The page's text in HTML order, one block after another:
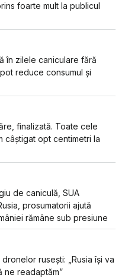
foarte mult la publicul
în zilele caniculare fără
reduce consumul și
finalizată. Toate cele
câștigat opt centimetri la
de caniculă, SUA
prosumatorii ajută
rămâne sub presiune
rusești: „Rusia își va
ne readaptăm”